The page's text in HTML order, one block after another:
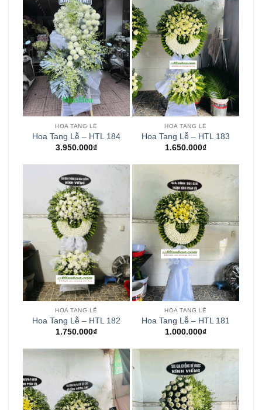
HOA TANG LỄ
Hoa Tang Lễ – HTL 184
3.950.000₫
HOA TANG LỄ
Hoa Tang Lễ – HTL 183
1.650.000₫
HOA TANG LỄ
Hoa Tang Lễ – HTL 182
1.750.000₫
HOA TANG LỄ
Hoa Tang Lễ – HTL 181
1.000.000₫